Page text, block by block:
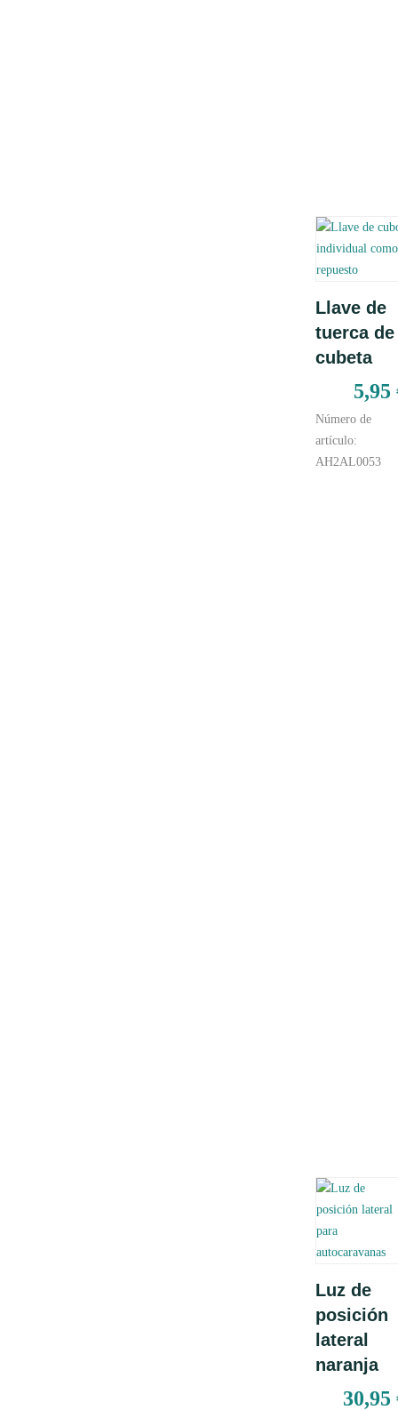
Añadir
al carrito
Llave de
tuerca de
cubeta
5,95
Número de
artículo:
AH2AL0053
Añadir
al carrito
Luz de
posición
lateral
naranja
30,95